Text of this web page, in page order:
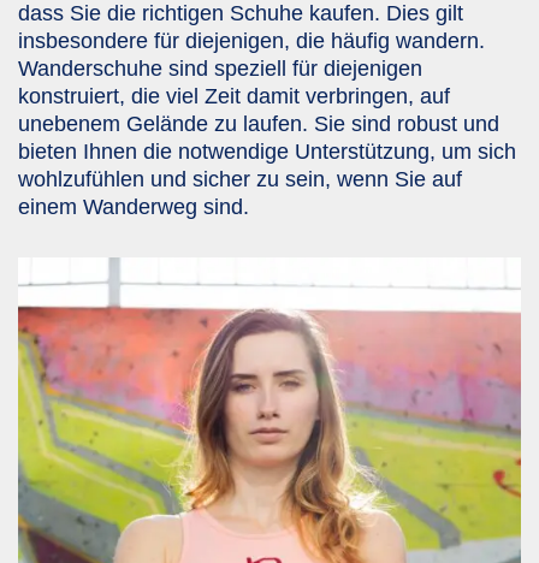
dass Sie die richtigen Schuhe kaufen. Dies gilt
insbesondere für diejenigen, die häufig wandern.
Wanderschuhe sind speziell für diejenigen
konstruiert, die viel Zeit damit verbringen, auf
unebenem Gelände zu laufen. Sie sind robust und
bieten Ihnen die notwendige Unterstützung, um sich
wohlzufühlen und sicher zu sein, wenn Sie auf
einem Wanderweg sind.